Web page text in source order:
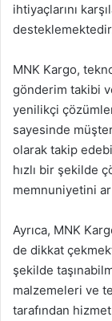
ihtiyaçlarını
MNK Kargo,
gönderim takibi
yenilikçi
sayesinde
olarak takip
hızlı bir şekilde
memnuniyetini
Ayrıca, MNK
de dikkat
şekilde
malzemeleri ve
tarafından